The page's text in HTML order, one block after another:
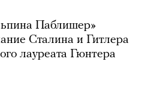
Паблишер»
Сталина и Гитлера
лауреата Гюнтера